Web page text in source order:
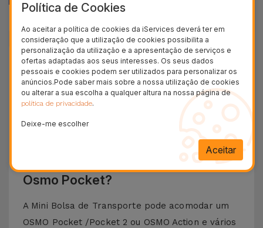
Clientes satisfeitos
+ 100.000
36 Meses
24H
Precisa de transportar o seu Drone
Osmo Pocket?
A Mini Bolsa de Transporte pode acomodar um
OSMO Pocket /Pocket 2 ou OSMO Action e vários
Política de Cookies
Ao aceitar a política de cookies da iServices deverá ter em
consideração que a utilização de cookies possibilita a
personalização da utilização e a apresentação de serviços e
ofertas adaptadas aos seus interesses. Os seus dados
pessoais e cookies podem ser utilizados para personalizar os
anúncios.Pode saber mais sobre a nossa utilização de cookies
ou alterar a sua escolha a qualquer altura na nossa página de
política de privacidade.
Deixe-me escolher
Aceitar